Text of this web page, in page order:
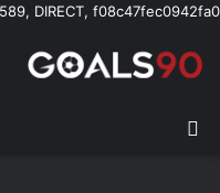
DIRECT, f08c47fec0942fa0